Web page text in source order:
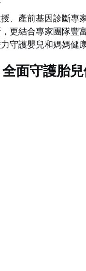
、 產前基因診斷專
更結合專家團隊豐
守護嬰兒和媽媽健
面守護胎